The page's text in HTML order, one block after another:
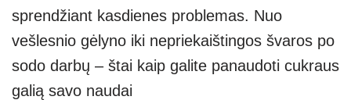
sprendžiant kasdienes problemas. Nuo
vešlesnio gėlyno iki nepriekaištingos švaros po
sodo darbų – štai kaip galite panaudoti cukraus
galią savo naudai